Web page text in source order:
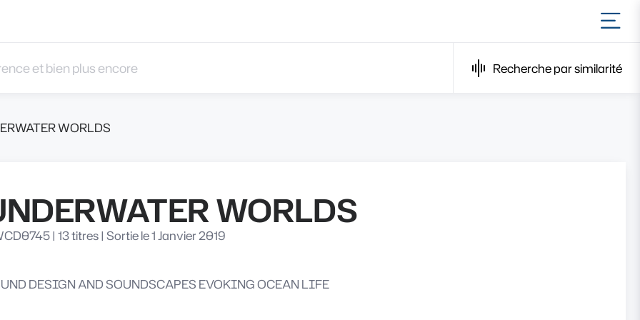
Recherche par similarité
WORLDS
WORLDS
| 13 titres| Sortie le 1 Janvier 2019
DESIGN AND SOUNDSCAPES EVOKING OCEAN LIFE